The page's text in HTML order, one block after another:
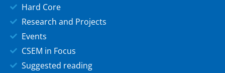
Hard Core
Research and Projects
Events
CSEM in Focus
Suggested reading